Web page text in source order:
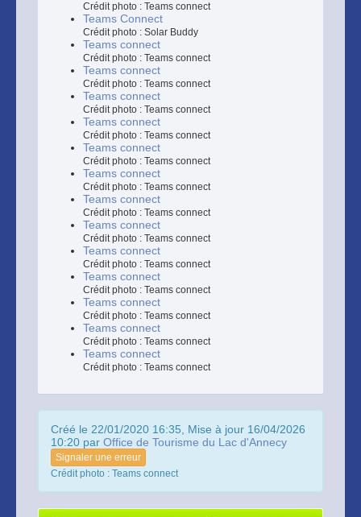
Crédit photo : Teams connect
Teams Connect
Crédit photo : Solar Buddy
Teams connect
Crédit photo : Teams connect
Teams connect
Crédit photo : Teams connect
Teams connect
Crédit photo : Teams connect
Teams connect
Crédit photo : Teams connect
Teams connect
Crédit photo : Teams connect
Teams connect
Crédit photo : Teams connect
Teams connect
Crédit photo : Teams connect
Teams connect
Crédit photo : Teams connect
Teams connect
Crédit photo : Teams connect
Teams connect
Crédit photo : Teams connect
Teams connect
Crédit photo : Teams connect
Teams connect
Crédit photo : Teams connect
Teams connect
Crédit photo : Teams connect
Créé le 22/01/2020 16:35, Mise à jour 16/04/2026
10:20 par Office de Tourisme du Lac d'Annecy
Signaler une erreur
Crédit photo : Teams connect